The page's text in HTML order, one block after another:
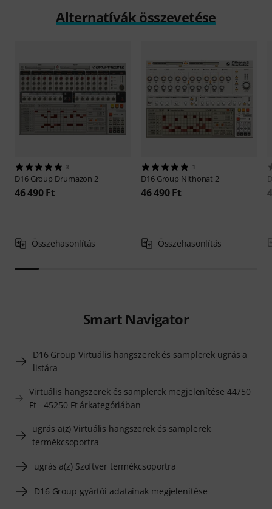
Alternatívák összevetése
3
D16 Group Drumazon 2
46 490 Ft
Összehasonlítás
1
D16 Group Nithonat 2
46 490 Ft
Összehasonlítás
Smart Navigator
D16 Group Virtuális hangszerek és samplerek ugrás a
listára
Virtuális hangszerek és samplerek megjelenítése 44750
Ft - 45250 Ft árkategóriában
ugrás a(z) Virtuális hangszerek és samplerek
termékcsoportra
ugrás a(z) Szoftver termékcsoportra
D16 Group gyártói adatainak megjelenítése